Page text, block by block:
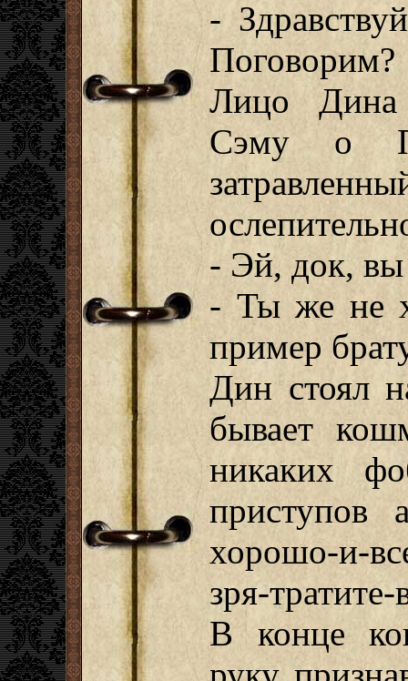
-
Поговорим?
Лицо Дина
Сэму о
- Эй, док,
- Ты же не
пример
Дин стоял
бывает
никаких
приступов
хорошо-и-
зря-
В конце